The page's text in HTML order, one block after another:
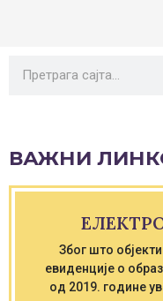
ВАЖНИ
Због што
евиденције о
од 2019. године